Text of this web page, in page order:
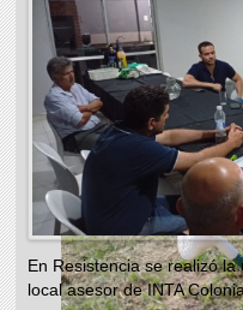
En Resistencia se realizó
local asesor de INTA